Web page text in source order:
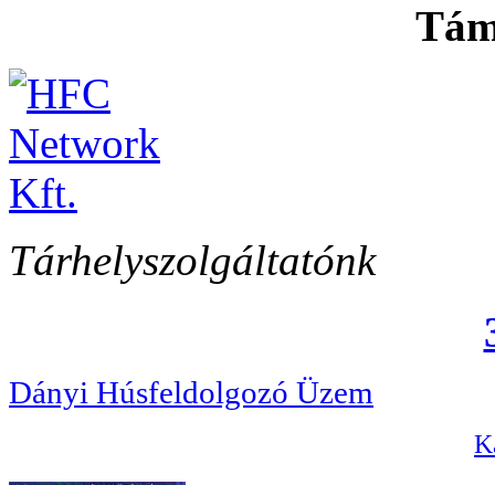
Tárhelyszolgáltatónk
Dányi Húsfeldolgozó Üzem